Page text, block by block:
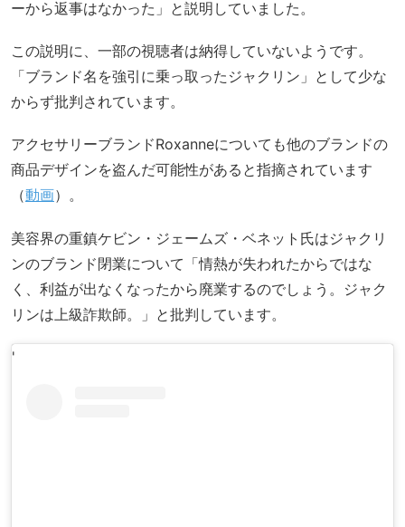
ーから返事はなかった」と説明していました。
この説明に、一部の視聴者は納得していないようです。
「ブランド名を強引に乗っ取ったジャクリン」として少な
からず批判されています。
アクセサリーブランドRoxanneについても他のブランドの
商品デザインを盗んだ可能性があると指摘されています
（動画）。
美容界の重鎮ケビン・ジェームズ・ベネット氏はジャクリ
ンのブランド閉業について「情熱が失われたからではな
く、利益が出なくなったから廃業するのでしょう。ジャク
リンは上級詐欺師。」と批判しています。
'